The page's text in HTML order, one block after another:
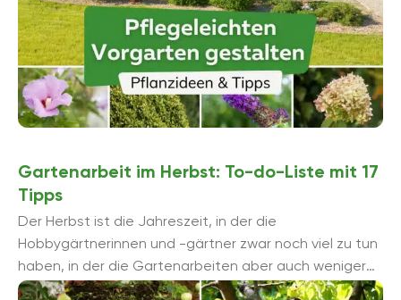
Gartenarbeit im Herbst: To-do-Liste mit 17
Tipps
Der Herbst ist die Jahreszeit, in der die
Hobbygärtnerinnen und -gärtner zwar noch viel zu tun
haben, in der die Gartenarbeiten aber auch weniger
werden. Vieles muss noch ...